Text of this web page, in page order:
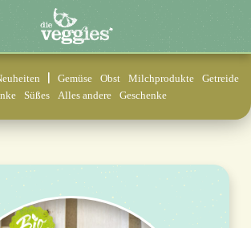
Gemüse Obst Milchprodukte
Getreide
Süßes Alles andere Geschenke